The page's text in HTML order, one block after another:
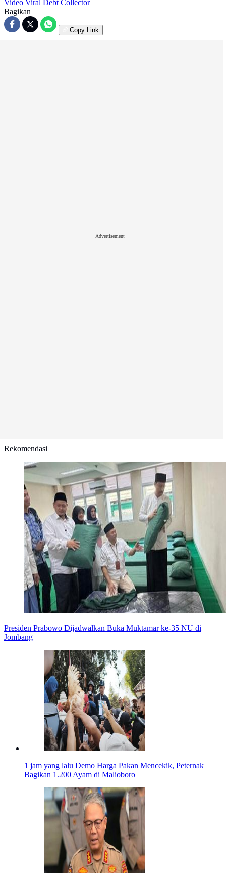
Video Viral Debt Collector
Bagikan
Copy Link
Advertisement
Rekomendasi
Presiden Prabowo Dijadwalkan Buka Muktamar ke-35 NU di
Jombang
1 jam yang lalu Demo Harga Pakan Mencekik, Peternak
Bagikan 1.200 Ayam di Malioboro